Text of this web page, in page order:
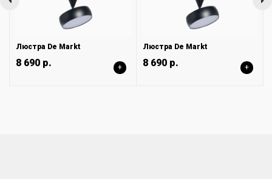
Люстра De Markt
8 690 р. +
Люстра De Markt
8 690 р. +